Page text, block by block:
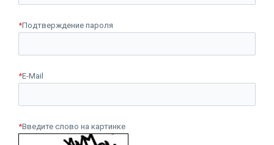
*Подтверждение пароля
*E-Mail
*Введите слово на картинке